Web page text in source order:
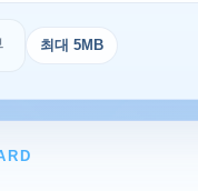
최대 5MB